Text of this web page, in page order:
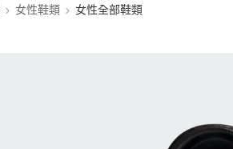
女性鞋類 女性全部鞋類